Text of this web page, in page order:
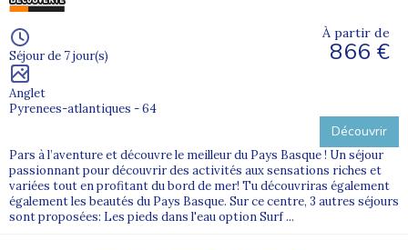
Séjour de 7 jour(s)
Anglet
Pyrenees-atlantiques - 64
À partir de
866 €
Découvrir
Pars à l’aventure et découvre le meilleur du Pays Basque ! Un séjour
passionnant pour découvrir des activités aux sensations riches et
variées tout en profitant du bord de mer! Tu découvriras également
également les beautés du Pays Basque. Sur ce centre, 3 autres séjours
sont proposées: Les pieds dans l'eau option Surf ...